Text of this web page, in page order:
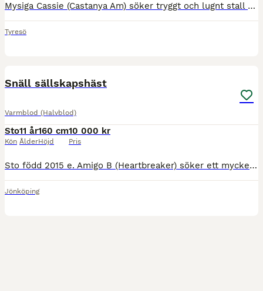
Mysiga Cassie (Castanya Am) söker tryggt och lugnt stall där hon kan få ett varaktigt hem och bli någons nya bästa kompis! Cassie är en 14-årig svensk varmblodstravare, 161 cm i mankhöjd med en under
Tyresö
Snäll sällskapshäst
Varmblod (Halvblod)
Sto
Kön
11 år
Ålder
160 cm
Höjd
10 000 kr
Pris
Sto född 2015 e. Amigo B (Heartbreaker) söker ett mycket kärleksfullt hem där hon kan få leva sitt bästa liv med ompyssel tillsammans med andra hästkompisar. Hon är snäll i all hantering, smidig med a
Jönköping